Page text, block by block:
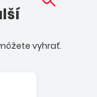
vyhrať.